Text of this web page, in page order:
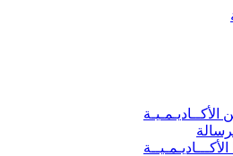
الأكــاديـمـيـة
الأكـــاديـمـيــة